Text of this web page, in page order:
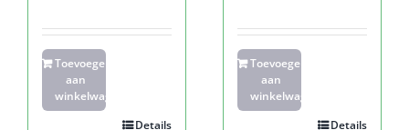
Toevoegen
aan
winkelwagen
Details
Toevoegen
aan
winkelwagen
Details